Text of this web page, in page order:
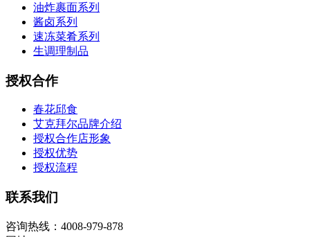
油炸裹面系列
酱卤系列
速冻菜肴系列
生调理制品
授权合作
春花邱食
艾克拜尔品牌介绍
授权合作店形象
授权优势
授权流程
联系我们
咨询热线：4008-979-878